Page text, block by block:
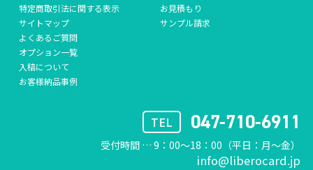
TEL 047-710-6911
受付時間 … 9：00〜18：00（平日：月〜金）
info@liberocard.jp
特定商取引法に関する表示
サイトマップ
お見積もり
サンプル請求
よくあるご質問
オプション一覧
入稿について
お客様納品事例